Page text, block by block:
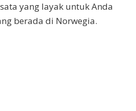
yang layak untuk Anda
berada di Norwegia.